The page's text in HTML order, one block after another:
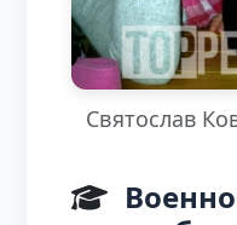
Святослав